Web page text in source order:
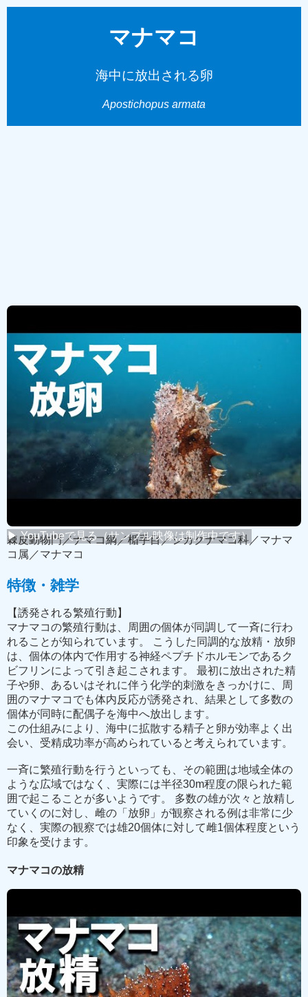
マナマコ
海中に放出される卵
Apostichopus armata
▶ YouTubeで見る（サンプル映像は制作中です）
← 映像リストに戻る youtube版を見る➡
本ページは現在、製作途中です
概要
マナマコの繁殖行動のひとつ「放卵」の水中映像です。
首を持ち上げるようにして卵を放出します。周囲には同調
して放精する雄が複数あり、卵と精子は海中で受精しま
棘皮動物門／ナマコ綱／楯手目／シカクナマコ科／マナマ
コ属／マナマコ
特徴・雑学
【誘発される繁殖行動】
マナマコの繁殖行動は、周囲の個体が同調して一斉に行わ
れることが知られています。 こうした同調的な放精・放卵
は、個体の体内で作用する神経ペプチドホルモンであるク
ビフリンによって引き起こされます。 最初に放出された精
子や卵、あるいはそれに伴う化学的刺激をきっかけに、周
囲のマナマコでも体内反応が誘発され、結果として多数の
個体が同時に配偶子を海中へ放出します。
この仕組みにより、海中に拡散する精子と卵が効率よく出
会い、受精成功率が高められていると考えられています。
一斉に繁殖行動を行うといっても、その範囲は地域全体の
ような広域ではなく、実際には半径30m程度の限られた範
囲で起こることが多いようです。 多数の雄が次々と放精し
ていくのに対し、雌の「放卵」が観察される例は非常に少
なく、実際の観察では雄20個体に対して雌1個体程度という
印象を受けます。
マナマコの放精